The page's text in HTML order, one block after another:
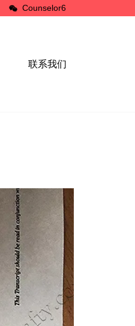
Counselor6
联系我们